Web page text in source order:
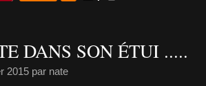
DANS SON ÉTUI .....
2015 par nate